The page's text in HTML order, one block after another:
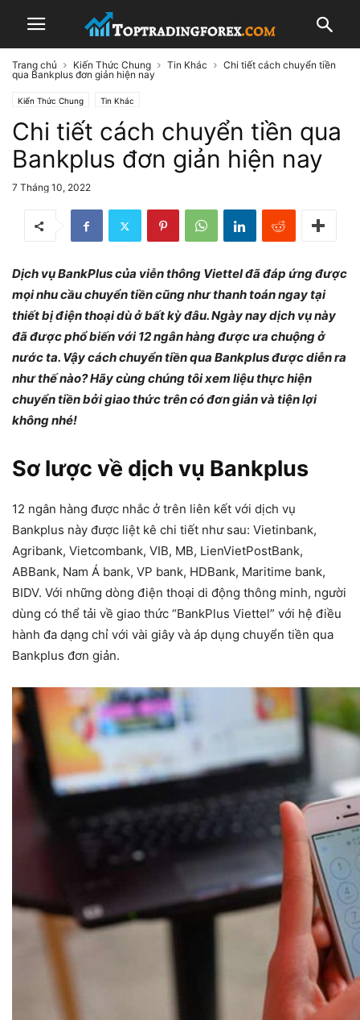
Trang chủ Kiến Thức Chung Tin Khác
Chi tiết cách chuyển tiền
qua Bankplus đơn giản hiện nay
Kiến Thức Chung Tin Khác
Chi tiết cách chuyển tiền qua
Bankplus đơn giản hiện nay
7 Tháng 10, 2022
Dịch vụ BankPlus của viễn thông Viettel đã đáp ứng được
mọi nhu cầu chuyển tiền cũng như thanh toán ngay tại
thiết bị điện thoại dù ở bất kỳ đâu. Ngày nay dịch vụ này
đã được phổ biến với 12 ngân hàng được ưa chuộng ở
nước ta. Vậy cách chuyển tiền qua Bankplus được diễn ra
như thế nào? Hãy cùng chúng tôi xem liệu thực hiện
chuyển tiền bởi giao thức trên có đơn giản và tiện lợi
không nhé!
Sơ lược về dịch vụ Bankplus
12 ngân hàng được nhắc ở trên liên kết với dịch vụ
Bankplus này được liệt kê chi tiết như sau: Vietinbank,
Agribank, Vietcombank, VIB, MB, LienVietPostBank,
ABBank, Nam Á bank, VP bank, HDBank, Maritime bank,
BIDV. Với những dòng điện thoại di động thông minh, người
dùng có thể tải về giao thức “BankPlus Viettel” với hệ điều
hành đa dạng chỉ với vài giây và áp dụng chuyển tiền qua
Bankplus đơn giản.